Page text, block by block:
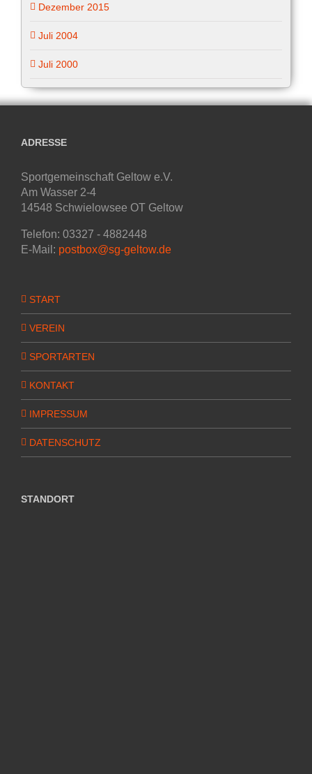
Dezember 2015
Juli 2004
Juli 2000
ADRESSE
Sportgemeinschaft Geltow e.V.
Am Wasser 2-4
14548 Schwielowsee OT Geltow
Telefon: 03327 - 4882448
E-Mail: postbox@sg-geltow.de
START
VEREIN
SPORTARTEN
KONTAKT
IMPRESSUM
DATENSCHUTZ
STANDORT